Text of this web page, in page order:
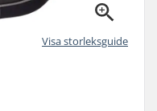
Visa storleksguide